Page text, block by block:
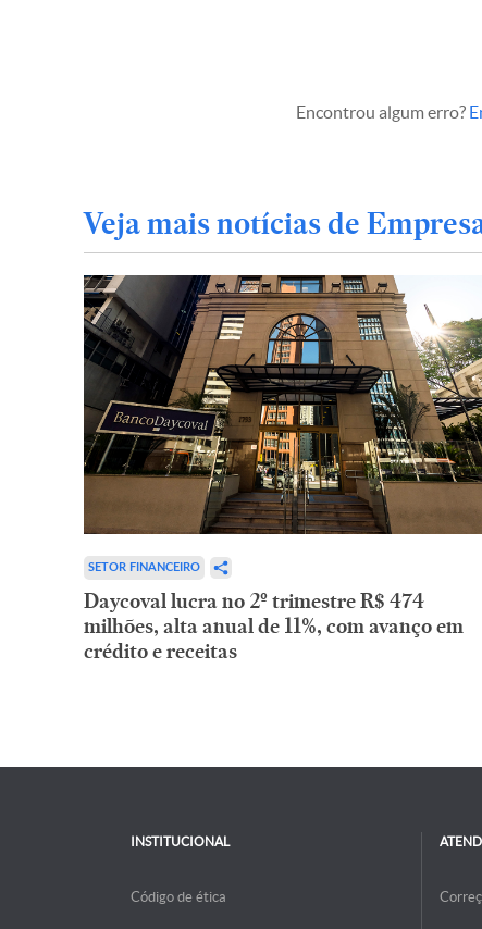
Encontrou algum erro?
Veja mais notícias de
SETOR FINANCEIRO
Daycoval lucra no 2º trimestre R$ 474
milhões, alta anual de 11%, com avanço em
crédito e receitas
INSTITUCIONAL
Código de ética